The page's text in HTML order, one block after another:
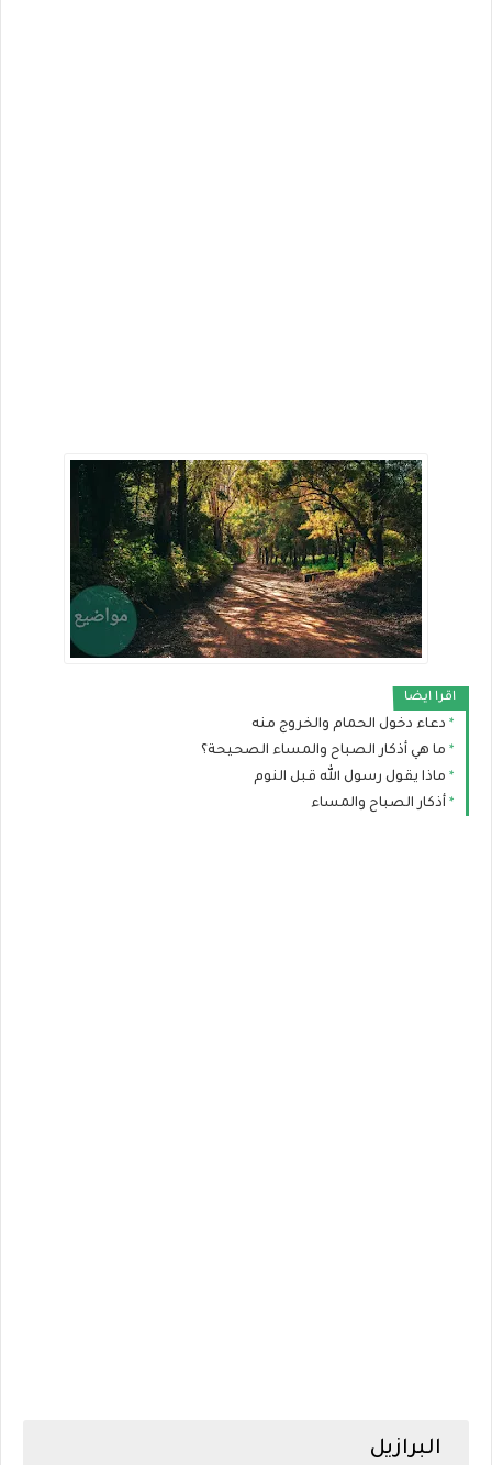
اقرا ايضا
دعاء دخول الحمام والخروج منه
ما هي أذكار الصباح والمساء الصحيحة؟
ماذا يقول رسول الله قبل النوم
أذكار الصباح والمساء
البرازيل